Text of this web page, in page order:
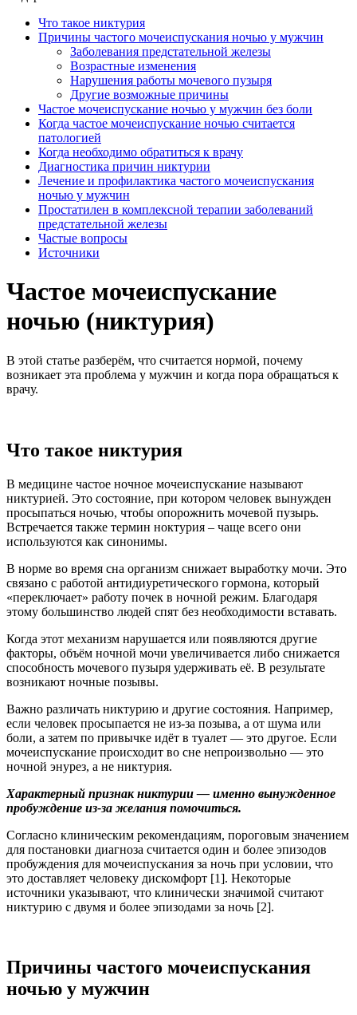
Что такое никтурия
Причины частого мочеиспускания ночью у мужчин
Заболевания предстательной железы
Возрастные изменения
Нарушения работы мочевого пузыря
Другие возможные причины
Частое мочеиспускание ночью у мужчин без боли
Когда частое мочеиспускание ночью считается
патологией
Когда необходимо обратиться к врачу
Диагностика причин никтурии
Лечение и профилактика частого мочеиспускания
ночью у мужчин
Простатилен в комплексной терапии заболеваний
предстательной железы
Частые вопросы
Источники
Частое мочеиспускание
ночью (никтурия)
В этой статье разберём, что считается нормой, почему
возникает эта проблема у мужчин и когда пора обращаться к
врачу.
Что такое никтурия
В медицине частое ночное мочеиспускание называют
никтурией. Это состояние, при котором человек вынужден
просыпаться ночью, чтобы опорожнить мочевой пузырь.
Встречается также термин ноктурия – чаще всего они
используются как синонимы.
В норме во время сна организм снижает выработку мочи. Это
связано с работой антидиуретического гормона, который
«переключает» работу почек в ночной режим. Благодаря
этому большинство людей спят без необходимости вставать.
Когда этот механизм нарушается или появляются другие
факторы, объём ночной мочи увеличивается либо снижается
способность мочевого пузыря удерживать её. В результате
возникают ночные позывы.
Важно различать никтурию и другие состояния. Например,
если человек просыпается не из-за позыва, а от шума или
боли, а затем по привычке идёт в туалет — это другое. Если
мочеиспускание происходит во сне непроизвольно — это
ночной энурез, а не никтурия.
Характерный признак никтурии — именно вынужденное
пробуждение из-за желания помочиться.
Согласно клиническим рекомендациям, пороговым значением
для постановки диагноза считается один и более эпизодов
пробуждения для мочеиспускания за ночь при условии, что
это доставляет человеку дискомфорт [1]. Некоторые
источники указывают, что клинически значимой считают
никтурию с двумя и более эпизодами за ночь [2].
Причины частого мочеиспускания
ночью у мужчин